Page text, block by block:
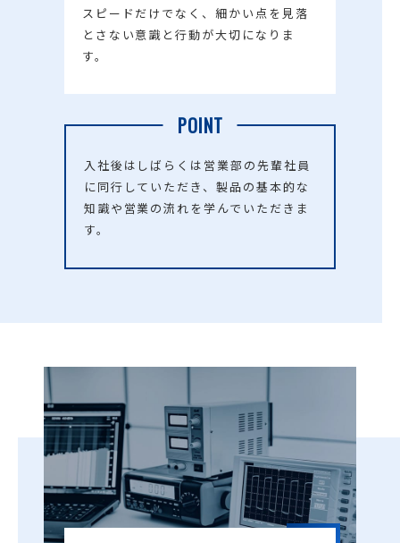
スピードだけでなく、細かい点を見落
とさない意識と行動が大切になりま
す。
POINT
入社後はしばらくは営業部の先輩社員
に同行していただき、製品の基本的な
知識や営業の流れを学んでいただきま
す。